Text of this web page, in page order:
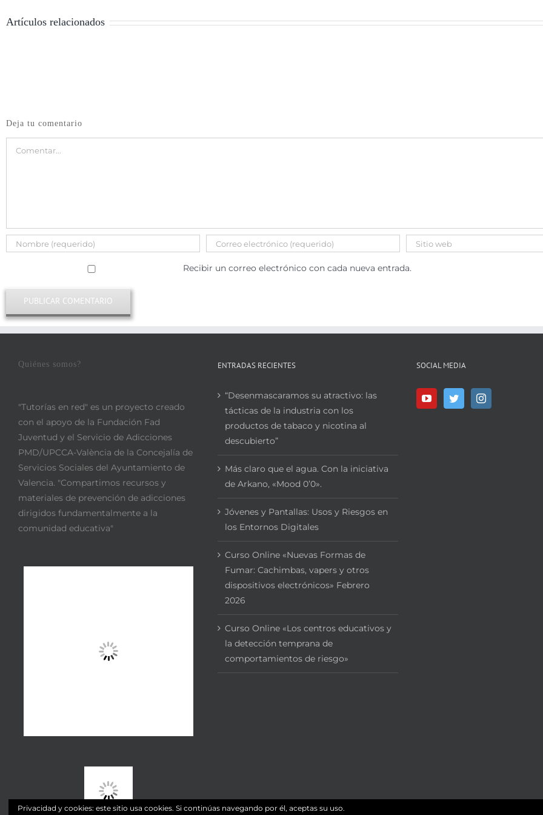
años y me di
Artículos relacionados
Deja tu comentario
Recibir un correo electrónico con cada nueva entrada.
Quiénes somos?
"Tutorías en red" es un proyecto creado
con el apoyo de la Fundación Fad
Juventud y el Servicio de Adicciones
PMD/UPCCA-València de la Concejalía de
Servicios Sociales del Ayuntamiento de
Valencia. "Compartimos recursos y
materiales de prevención de adicciones
dirigidos fundamentalmente a la
comunidad educativa"
ENTRADAS RECIENTES
“Desenmascaramos su atractivo: las
tácticas de la industria con los
productos de tabaco y nicotina al
descubierto”
Más claro que el agua. Con la iniciativa
de Arkano, «Mood 0’0».
Jóvenes y Pantallas: Usos y Riesgos en
los Entornos Digitales
Curso Online «Nuevas Formas de
Fumar: Cachimbas, vapers y otros
dispositivos electrónicos» Febrero
2026
Curso Online «Los centros educativos y
la detección temprana de
comportamientos de riesgo»
SOCIAL MEDIA
Privacidad y cookies: este sitio usa cookies. Si continúas navegando por él, aceptas su uso.